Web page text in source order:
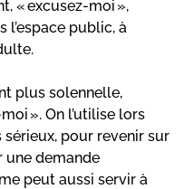
« excusez-moi »,
l’espace public, à
plus solennelle,
». On l’utilise lors
sérieux, pour revenir sur
une demande
peut aussi servir à